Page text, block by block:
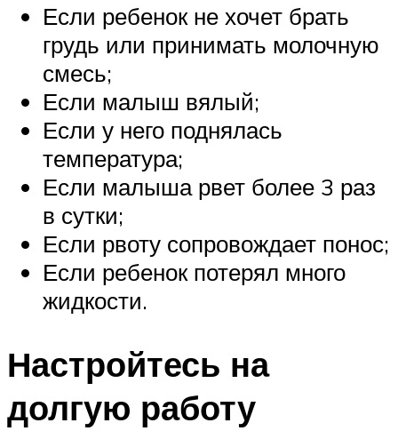
Если ребенок не хочет брать
грудь или принимать молочную
смесь;
Если малыш вялый;
Если у него поднялась
температура;
Если малыша рвет более 3 раз
в сутки;
Если рвоту сопровождает понос;
Если ребенок потерял много
жидкости.
Настройтесь на
долгую работу